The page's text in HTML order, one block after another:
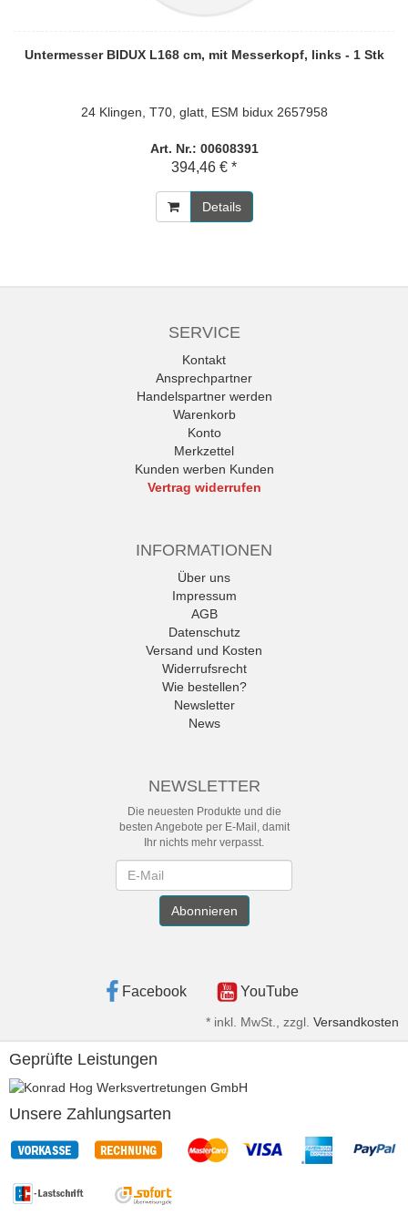
Untermesser BIDUX L168 cm, mit Messerkopf, links - 1 Stk
24 Klingen, T70, glatt, ESM bidux 2657958
Art. Nr.: 00608391
394,46 € *
Details
SERVICE
Kontakt
Ansprechpartner
Handelspartner werden
Warenkorb
Konto
Merkzettel
Kunden werben Kunden
Vertrag widerrufen
INFORMATIONEN
Über uns
Impressum
AGB
Datenschutz
Versand und Kosten
Widerrufsrecht
Wie bestellen?
Newsletter
News
NEWSLETTER
Die neuesten Produkte und die
besten Angebote per E-Mail, damit
Ihr nichts mehr verpasst.
Abonnieren
Facebook YouTube
* inkl. MwSt., zzgl. Versandkosten
Geprüfte Leistungen
Unsere Zahlungsarten